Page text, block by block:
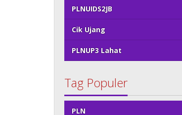
PLNUIDS2JB
Cik Ujang
PLNUP3 Lahat
Tag Populer
PLN